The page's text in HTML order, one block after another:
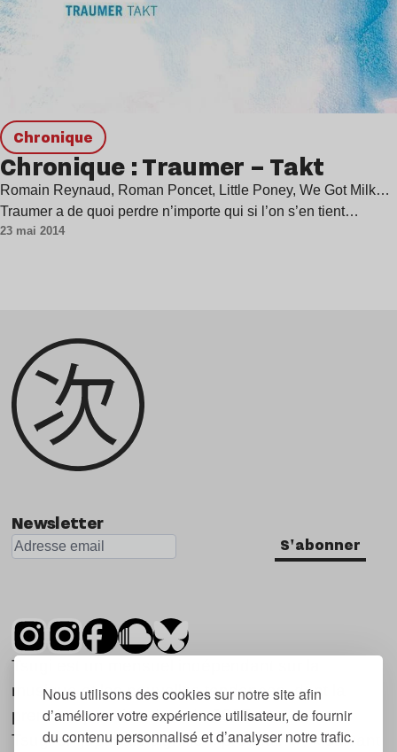
Nous utilisons des cookies sur notre site afin
d’améliorer votre expérience utilisateur, de fournir
du contenu personnalisé et d’analyser notre trafic.
chronique
Chronique : Traumer – Takt
Romain Reynaud, Roman Poncet, Little Poney, We Got Milk…
Traumer a de quoi perdre n’importe qui si l’on s’en tient…
23 mai 2014
Newsletter
S'abonner
Tsugi est un mensuel indépendant sur la
musique et les nouvelles tendances, dont la
première parution date de 2007.
Tsugi en japonais signifie « prochain », « suivant